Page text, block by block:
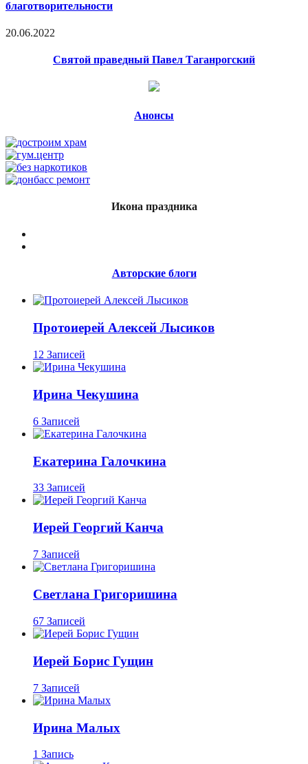
благотворительности
20.06.2022
Святой праведный Павел Таганрогский
Анонсы
Икона праздника
Авторские блоги
Протоиерей Алексей Лысиков
12 Записей
Ирина Чекушина
6 Записей
Екатерина Галочкина
33 Записей
Иерей Георгий Канча
7 Записей
Светлана Григоришина
67 Записей
Иерей Борис Гущин
7 Записей
Ирина Малых
1 Запись